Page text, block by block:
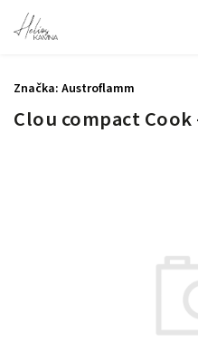
Clou compact
Značka: Austroflamm